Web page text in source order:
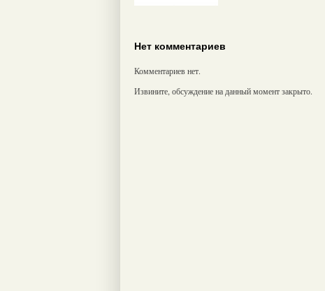
Нет комментариев
Комментариев нет.
Извините, обсуждение на данный момент закрыто.